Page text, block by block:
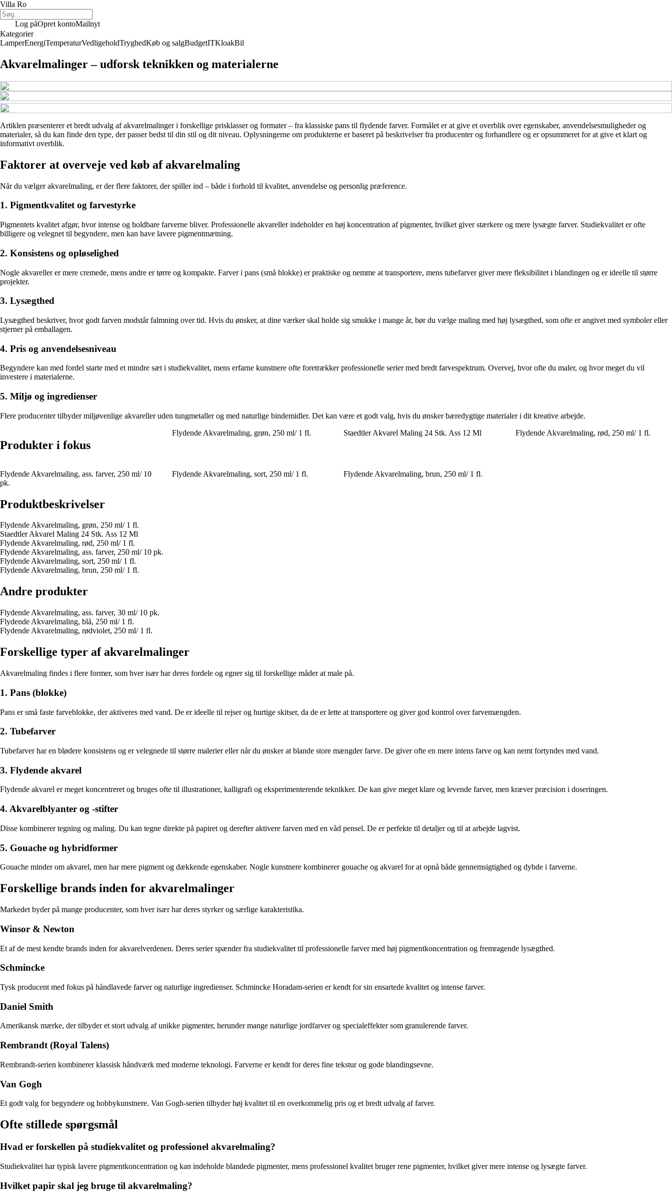
Villa Ro
Log påOpret kontoMailnyt
Kategorier
LamperEnergiTemperaturVedligeholdTryghedKøb og salgBudgetITKloakBil
Akvarelmalinger – udforsk teknikken og materialerne
Artiklen præsenterer et bredt udvalg af akvarelmalinger i forskellige prisklasser og formater – fra klassiske pans til flydende farver. Formålet er at give et overblik over egenskaber, anvendelsesmuligheder og
materialer, så du kan finde den type, der passer bedst til din stil og dit niveau. Oplysningerne om produkterne er baseret på beskrivelser fra producenter og forhandlere og er opsummeret for at give et klart og
informativt overblik.
Faktorer at overveje ved køb af akvarelmaling
Når du vælger akvarelmaling, er der flere faktorer, der spiller ind – både i forhold til kvalitet, anvendelse og personlig præference.
1. Pigmentkvalitet og farvestyrke
Pigmentets kvalitet afgør, hvor intense og holdbare farverne bliver. Professionelle akvareller indeholder en høj koncentration af pigmenter, hvilket giver stærkere og mere lysægte farver. Studiekvalitet er ofte
billigere og velegnet til begyndere, men kan have lavere pigmentmætning.
2. Konsistens og opløselighed
Nogle akvareller er mere cremede, mens andre er tørre og kompakte. Farver i pans (små blokke) er praktiske og nemme at transportere, mens tubefarver giver mere fleksibilitet i blandingen og er ideelle til større
projekter.
3. Lysægthed
Lysægthed beskriver, hvor godt farven modstår falmning over tid. Hvis du ønsker, at dine værker skal holde sig smukke i mange år, bør du vælge maling med høj lysægthed, som ofte er angivet med symboler eller
stjerner på emballagen.
4. Pris og anvendelsesniveau
Begyndere kan med fordel starte med et mindre sæt i studiekvalitet, mens erfarne kunstnere ofte foretrækker professionelle serier med bredt farvespektrum. Overvej, hvor ofte du maler, og hvor meget du vil
investere i materialerne.
5. Miljø og ingredienser
Flere producenter tilbyder miljøvenlige akvareller uden tungmetaller og med naturlige bindemidler. Det kan være et godt valg, hvis du ønsker bæredygtige materialer i dit kreative arbejde.
Produkter i fokus
Flydende Akvarelmaling, grøn, 250 ml/ 1 fl. Staedtler Akvarel Maling 24 Stk. Ass 12 Ml Flydende Akvarelmaling, rød, 250 ml/ 1 fl.
Flydende Akvarelmaling, ass. farver, 250 ml/ 10
pk.
Flydende Akvarelmaling, sort, 250 ml/ 1 fl. Flydende Akvarelmaling, brun, 250 ml/ 1 fl.
Produktbeskrivelser
Flydende Akvarelmaling, grøn, 250 ml/ 1 fl.
Staedtler Akvarel Maling 24 Stk. Ass 12 Ml
Flydende Akvarelmaling, rød, 250 ml/ 1 fl.
Flydende Akvarelmaling, ass. farver, 250 ml/ 10 pk.
Flydende Akvarelmaling, sort, 250 ml/ 1 fl.
Flydende Akvarelmaling, brun, 250 ml/ 1 fl.
Andre produkter
Flydende Akvarelmaling, ass. farver, 30 ml/ 10 pk.
Flydende Akvarelmaling, blå, 250 ml/ 1 fl.
Flydende Akvarelmaling, rødviolet, 250 ml/ 1 fl.
Forskellige typer af akvarelmalinger
Akvarelmaling findes i flere former, som hver især har deres fordele og egner sig til forskellige måder at male på.
1. Pans (blokke)
Pans er små faste farveblokke, der aktiveres med vand. De er ideelle til rejser og hurtige skitser, da de er lette at transportere og giver god kontrol over farvemængden.
2. Tubefarver
Tubefarver har en blødere konsistens og er velegnede til større malerier eller når du ønsker at blande store mængder farve. De giver ofte en mere intens farve og kan nemt fortyndes med vand.
3. Flydende akvarel
Flydende akvarel er meget koncentreret og bruges ofte til illustrationer, kalligrafi og eksperimenterende teknikker. De kan give meget klare og levende farver, men kræver præcision i doseringen.
4. Akvarelblyanter og -stifter
Disse kombinerer tegning og maling. Du kan tegne direkte på papiret og derefter aktivere farven med en våd pensel. De er perfekte til detaljer og til at arbejde lagvist.
5. Gouache og hybridformer
Gouache minder om akvarel, men har mere pigment og dækkende egenskaber. Nogle kunstnere kombinerer gouache og akvarel for at opnå både gennemsigtighed og dybde i farverne.
Forskellige brands inden for akvarelmalinger
Markedet byder på mange producenter, som hver især har deres styrker og særlige karakteristika.
Winsor & Newton
Et af de mest kendte brands inden for akvarelverdenen. Deres serier spænder fra studiekvalitet til professionelle farver med høj pigmentkoncentration og fremragende lysægthed.
Schmincke
Tysk producent med fokus på håndlavede farver og naturlige ingredienser. Schmincke Horadam-serien er kendt for sin ensartede kvalitet og intense farver.
Daniel Smith
Amerikansk mærke, der tilbyder et stort udvalg af unikke pigmenter, herunder mange naturlige jordfarver og specialeffekter som granulerende farver.
Rembrandt (Royal Talens)
Rembrandt-serien kombinerer klassisk håndværk med moderne teknologi. Farverne er kendt for deres fine tekstur og gode blandingsevne.
Van Gogh
Et godt valg for begyndere og hobbykunstnere. Van Gogh-serien tilbyder høj kvalitet til en overkommelig pris og et bredt udvalg af farver.
Ofte stillede spørgsmål
Hvad er forskellen på studiekvalitet og professionel akvarelmaling?
Studiekvalitet har typisk lavere pigmentkoncentration og kan indeholde blandede pigmenter, mens professionel kvalitet bruger rene pigmenter, hvilket giver mere intense og lysægte farver.
Hvilket papir skal jeg bruge til akvarelmaling?